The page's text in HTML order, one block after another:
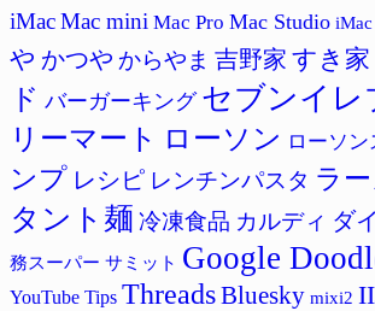
iMacMac mini Mac Pro Mac Studio iMac
や かつや からやま 吉野家 すき家
ド バーガーキング セブンイレ
リーマート ローソン ローソン
ンプ レシピ レンチンパスタ ラ
タント麺 冷凍食品 カルディ ダ
務スーパー サミット Google
YouTube Tips ThreadsBluesky mixi2